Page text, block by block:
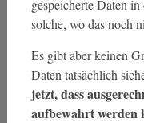
gespeicherte Daten
solche, wo das noch
Es gibt aber keinen
Daten tatsächlich
jetzt, dass
aufbewahrt werden